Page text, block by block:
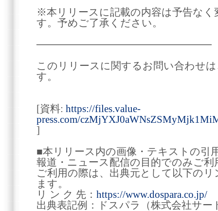
※本リリースに記載の内容は予告なく
す。予めご了承ください。
────────────────────────
このリリースに関するお問い合わせ
す。
[資料: https://files.value-
press.com/
]
■本リリース内の画像・テキストの引
報道・ニュース配信の目的でのみご
ご利用の際は、出典元として以下の
ます。
リ ン ク 先： https://www.dospara.co.jp/
出典表記例：ドスパラ（株式会社サー